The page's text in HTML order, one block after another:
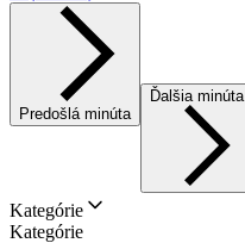
Predošlá minúta
Ďalšia minúta
Kategórie
Kategórie